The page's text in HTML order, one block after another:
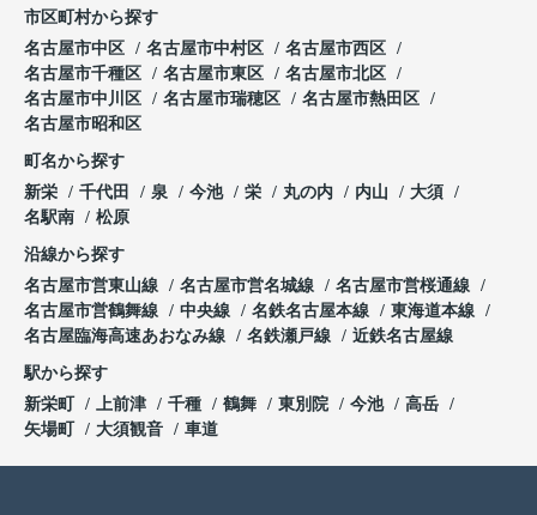
市区町村から探す
名古屋市中区
名古屋市中村区
名古屋市西区
名古屋市千種区
名古屋市東区
名古屋市北区
名古屋市中川区
名古屋市瑞穂区
名古屋市熱田区
名古屋市昭和区
町名から探す
新栄
千代田 泉 今池 栄 丸の内 内山
大須
名駅南
松原
沿線から探す
名古屋市営東山線
名古屋市営名城線
名古屋市営桜通線
名古屋市営鶴舞線
中央線 名鉄名古屋本線
東海道本線
名古屋臨海高速あおなみ線
名鉄瀬戸線 近鉄名古屋線
駅から探す
新栄町
上前津 千種 鶴舞 東別院 今池
高岳
矢場町
大須観音 車道